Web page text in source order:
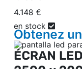
4.148 €
en stock
Obtenez un
ÉCRAN